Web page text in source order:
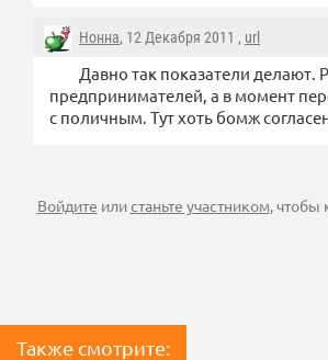
Нонна, 12 Декабря 2011 , url
Давно так показатели делают.
предпринимателей, а в момент
с поличным. Тут хоть бомж
Войдите илистаньте участником, чтобы
Также смотрите: